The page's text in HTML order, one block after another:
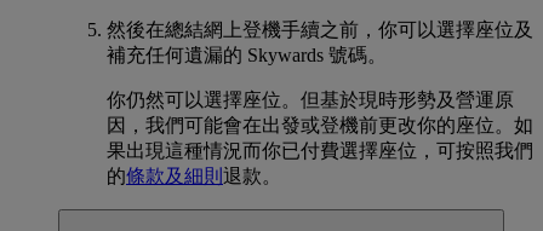
然後在總結網上登機手續之前，你可以選擇座位及
補充任何遺漏的 Skywards 號碼。
你仍然可以選擇座位。但基於現時形勢及營運原
因，我們可能會在出發或登機前更改你的座位。如
果出現這種情況而你已付費選擇座位，可按照我們
的條款及細則 退款。